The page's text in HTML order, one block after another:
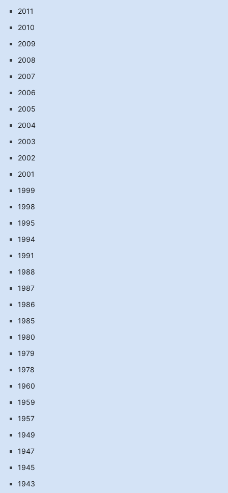
2011
2010
2009
2008
2007
2006
2005
2004
2003
2002
2001
1999
1998
1995
1994
1991
1988
1987
1986
1985
1980
1979
1978
1960
1959
1957
1949
1947
1945
1943